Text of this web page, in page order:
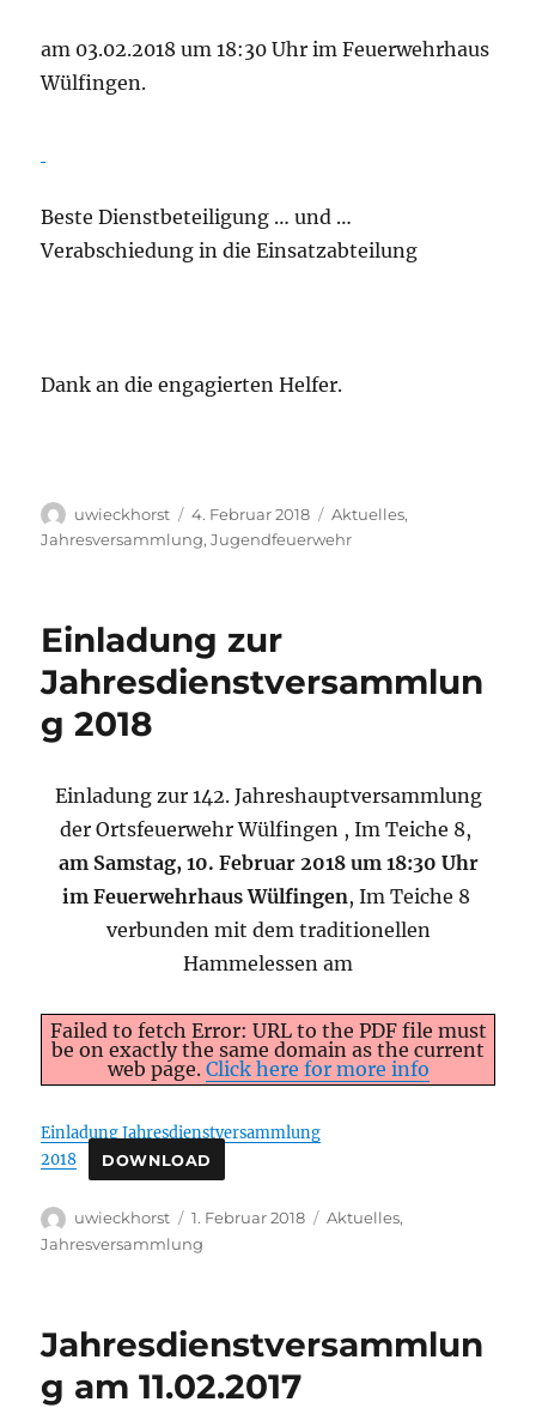
am 03.02.2018 um 18:30 Uhr im Feuerwehrhaus
Wülfingen.
Beste Dienstbeteiligung … und …
Verabschiedung in die Einsatzabteilung
Dank an die engagierten Helfer.
Autor
uwieckhorst
Veröffentlicht
am
4. Februar 2018 Kategorien
Aktuelles,
Jahresversammlung,Jugendfeuerwehr
Einladung zur
Jahresdienstversammlun
g 2018
Einladung zur 142. Jahreshauptversammlung
der Ortsfeuerwehr Wülfingen , Im Teiche 8,
am Samstag, 10. Februar 2018 um 18:30 Uhr
im Feuerwehrhaus Wülfingen, Im Teiche 8
verbunden mit dem traditionellen
Hammelessen am
Failed to fetch Error: URL to the PDF file must
be on exactly the same domain as the current
web page. Click here for more info
Einladung Jahresdienstversammlung
2018
DOWNLOAD
Autor
uwieckhorst
Veröffentlicht
am
1. Februar 2018 Kategorien
Aktuelles,
Jahresversammlung
Jahresdienstversammlun
g am 11.02.2017